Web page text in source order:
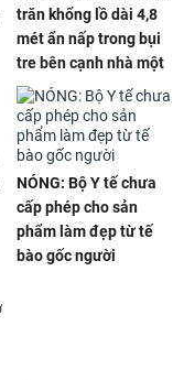
trăn khổng lồ dài 4,8
mét ẩn nấp trong bụi
tre bên cạnh nhà một
cụ bà
NÓNG: Bộ Y tế chưa
cấp phép cho sản
phẩm làm đẹp từ tế
bào gốc người